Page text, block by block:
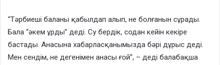
“Тәрбиеші баланы қабылдап алып, не болғанын сұрады.
Бала “әкем ұрды” деді. Су бердік, содан кейін кекіре
бастады. Анасына хабарласқанымызда бәрі дұрыс деді.
Мен сендім, не дегенімен анасы ғой”, – деді балабақша